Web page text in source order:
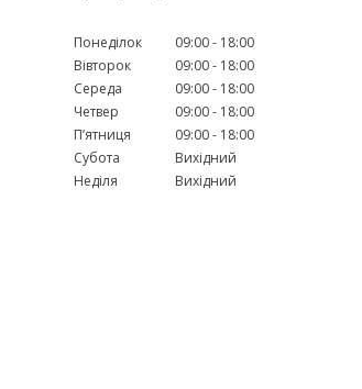
Понеділок 09:00
18:00
Вівторок
09:00
18:00
Середа
09:00
18:00
Четвер
09:00
18:00
Пʼятниця
09:00
18:00
Субота
Вихідний
Неділя
Вихідний